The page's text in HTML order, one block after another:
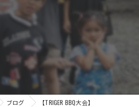
DANCE STUDIO TRIGER SECOND
DANCE STUDIO TRIGER THIRD
ブログ 【TRIGER BBQ大会】